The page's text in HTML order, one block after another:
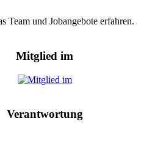
Team und Jobangebote erfahren.
Mitglied im
Verantwortung